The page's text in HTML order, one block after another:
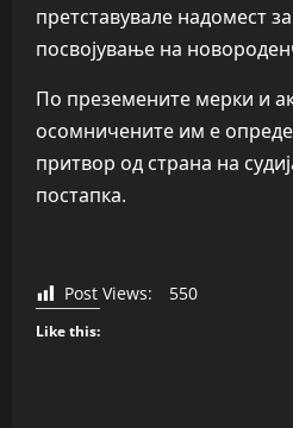
претставувале надомест
посвојување на
По преземените мерки и
осомничените им е
притвор од страна на
постапка.
Post Views: 550
Like this: